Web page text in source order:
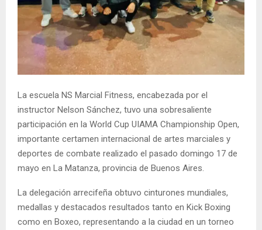
La escuela NS Marcial Fitness, encabezada por el
instructor Nelson Sánchez, tuvo una sobresaliente
participación en la World Cup UIAMA Championship Open,
importante certamen internacional de artes marciales y
deportes de combate realizado el pasado domingo 17 de
mayo en La Matanza, provincia de Buenos Aires.
La delegación arrecifeña obtuvo cinturones mundiales,
medallas y destacados resultados tanto en Kick Boxing
como en Boxeo, representando a la ciudad en un torneo